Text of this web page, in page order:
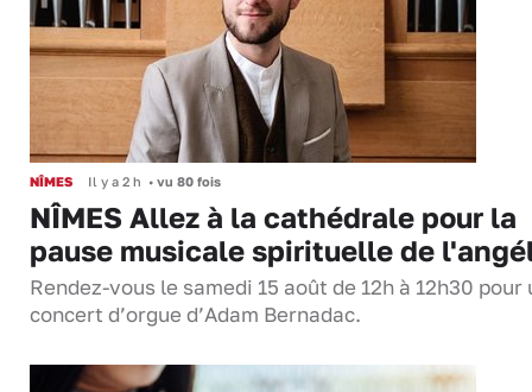
NÎMES Il y a 2 h • vu 80 fois
NÎMES Allez à la cathédrale pour la
pause musicale spirituelle de
Rendez-vous le samedi 15 août de 12h à 12h30 pour
concert d’orgue d’Adam Bernadac.